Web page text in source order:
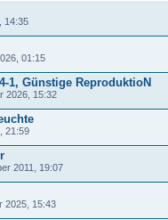
14:35
01:15
1, Günstige ReproduktioN
2026, 15:32
21:59
2011, 19:07
2025, 15:43